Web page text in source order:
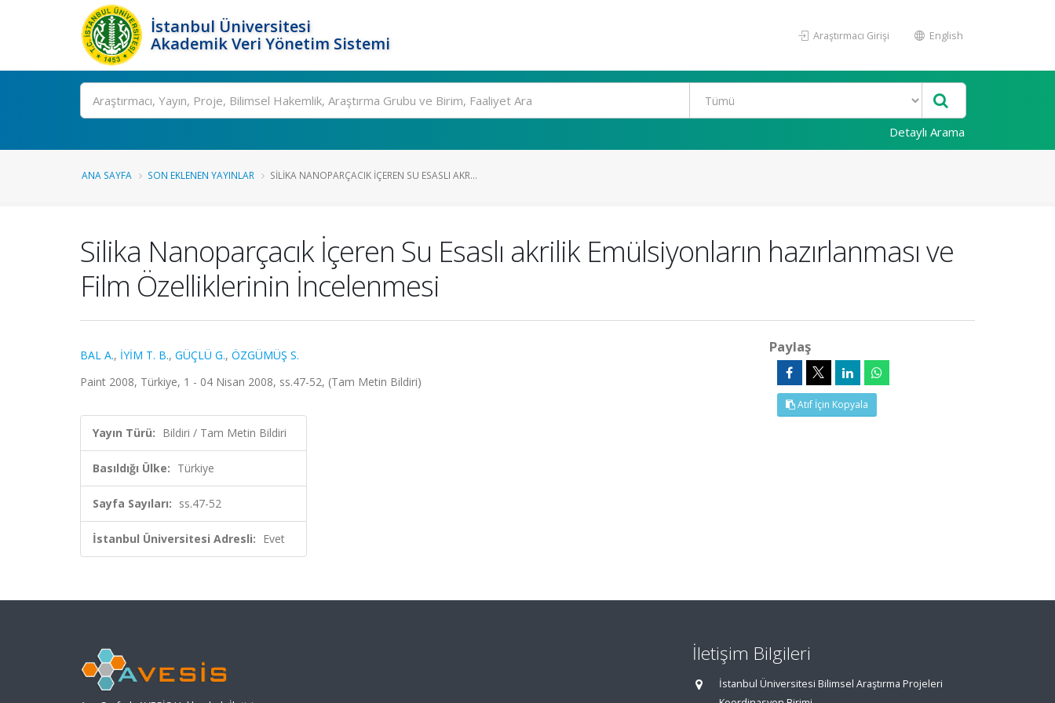
İstanbul Üniversitesi
Akademik Veri Yönetim Sistemi
Araştırmacı Girişi English
Ara
Detaylı Arama
ANA SAYFA SON EKLENEN YAYINLAR SILIKA NANOPARÇACIK İÇEREN SU ESASLI AKR...
Silika Nanoparçacık İçeren Su Esaslı akrilik Emülsiyonların hazırlanması ve
Film Özelliklerinin İncelenmesi
BAL A., İYİM T. B., GÜÇLÜ G., ÖZGÜMÜŞ S.
Paint 2008, Türkiye, 1 - 04 Nisan 2008, ss.47-52, (Tam Metin Bildiri)
Yayın Türü: Bildiri / Tam Metin Bildiri
Basıldığı Ülke: Türkiye
Sayfa Sayıları: ss.47-52
İstanbul Üniversitesi Adresli: Evet
Paylaş
Atıf İçin Kopyala
İletişim Bilgileri
İstanbul Üniversitesi Bilimsel Araştırma Projeleri